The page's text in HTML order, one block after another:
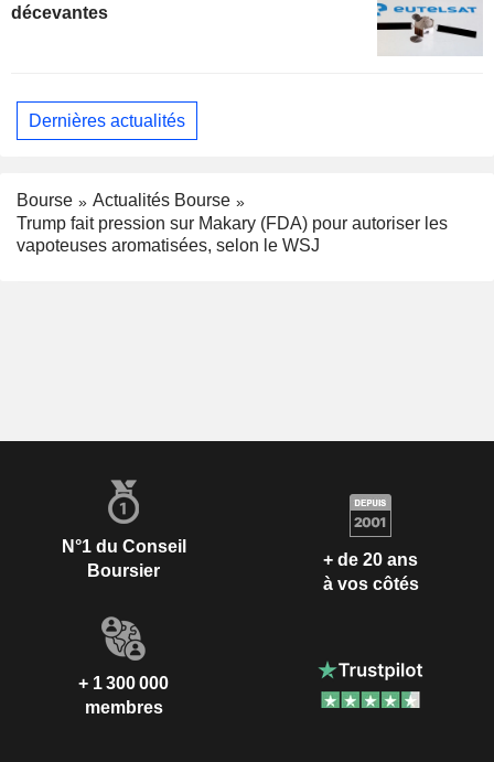
décevantes
Dernières actualités
Bourse
Actualités Bourse
Trump fait pression sur Makary (FDA) pour autoriser les
vapoteuses aromatisées, selon le WSJ
N°1 du Conseil
Boursier
+ de 20 ans
à vos côtés
+ 1 300 000
membres